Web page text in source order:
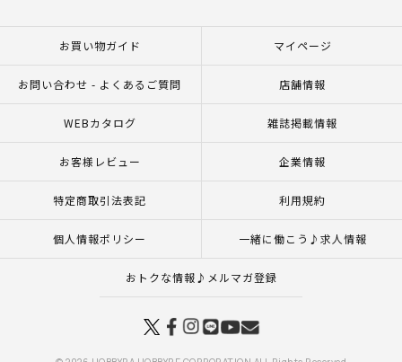
お買い物ガイド マイページ
お問い合わせ - よくあるご質問 店舗情報
WEBカタログ 雑誌掲載情報
お客様レビュー 企業情報
特定商取引法表記 利用規約
個人情報ポリシー 一緒に働こう♪求人情報
おトクな情報♪メルマガ登録